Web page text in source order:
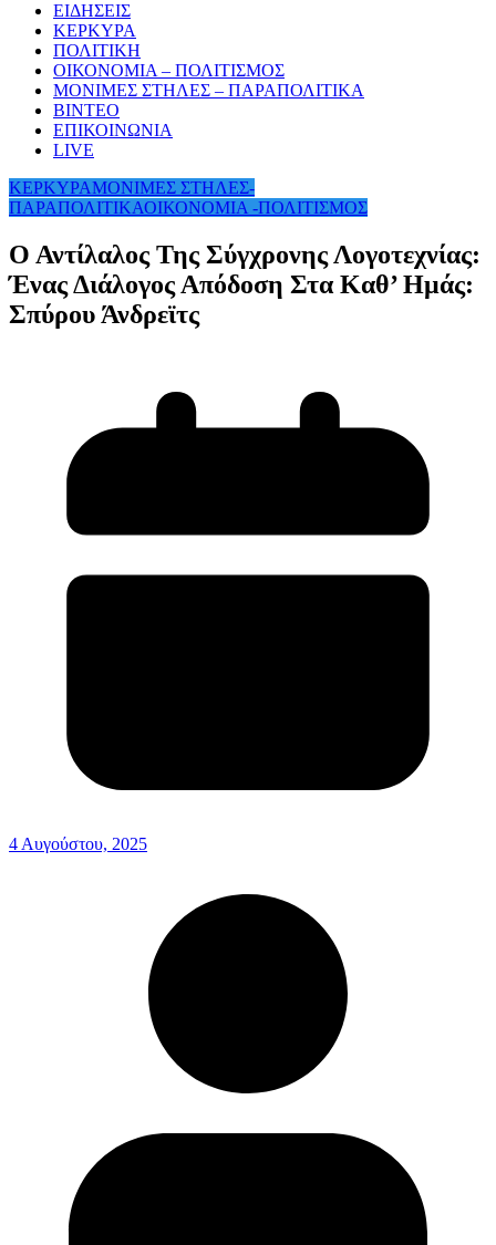
ΕΙΔΗΣΕΙΣ
ΚΕΡΚΥΡΑ
ΠΟΛΙΤΙΚΗ
ΟΙΚΟΝΟΜΙΑ – ΠΟΛΙΤΙΣΜΟΣ
ΜΟΝΙΜΕΣ ΣΤΗΛΕΣ – ΠΑΡΑΠΟΛΙΤΙΚΑ
ΒΙΝΤΕΟ
ΕΠΙΚΟΙΝΩΝΙΑ
LIVE
ΚΕΡΚΥΡΑΜΟΝΙΜΕΣ ΣΤΗΛΕΣ-
ΠΑΡΑΠΟΛΙΤΙΚΑΟΙΚΟΝΟΜΙΑ -ΠΟΛΙΤΙΣΜΟΣ
Ο Αντίλαλος Της Σύγχρονης Λογοτεχνίας:
Ένας Διάλογος Απόδοση Στα Καθ’ Ημάς:
Σπύρου Άνδρεϊτς
4 Αυγούστου, 2025